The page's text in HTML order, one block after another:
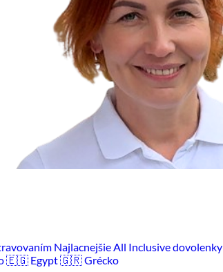
Najlacnejšie All Inclusive dovolenky
🇪🇬 Egypt🇬🇷 Grécko